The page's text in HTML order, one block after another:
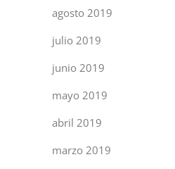
agosto 2019
julio 2019
junio 2019
mayo 2019
abril 2019
marzo 2019